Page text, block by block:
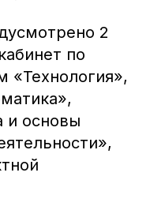
2
по
«Технология»,
и основы